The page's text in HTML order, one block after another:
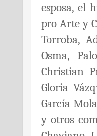
esposa, el
pro Arte y
Torroba,
Osma,
Christian
Gloria
García
y otros